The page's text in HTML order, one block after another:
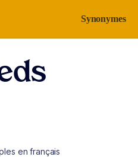
Synonymes
en français